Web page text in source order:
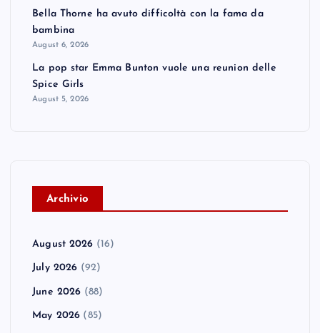
Bella Thorne ha avuto difficoltà con la fama da
bambina
August 6, 2026
La pop star Emma Bunton vuole una reunion delle
Spice Girls
August 5, 2026
Archivio
August 2026 (16)
July 2026 (92)
June 2026 (88)
May 2026 (85)